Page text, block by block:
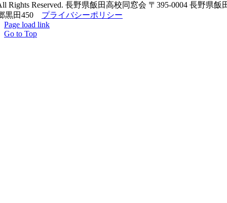
Rights Reserved. 長野県飯田高校同窓会 〒395-0004 長野県飯
黒田450 プライバシーポリシー
Page load link
Go to Top